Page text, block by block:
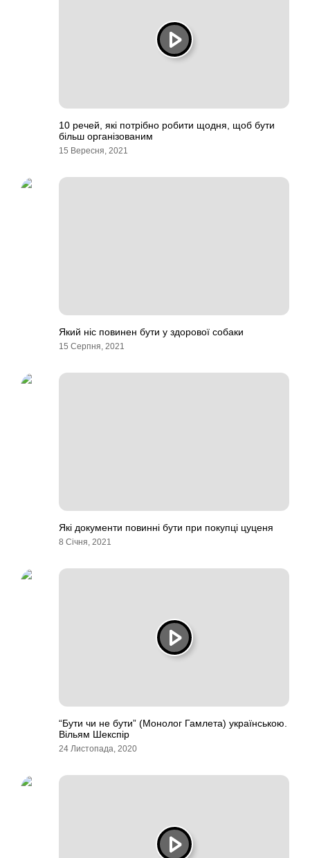
10 речей, які потрібно робити щодня, щоб бути
більш організованим
15 Вересня, 2021
Який ніс повинен бути у здорової собаки
15 Серпня, 2021
Які документи повинні бути при покупці цуценя
8 Січня, 2021
“Бути чи не бути” (Монолог Гамлета) українською.
Вільям Шекспір
24 Листопада, 2020